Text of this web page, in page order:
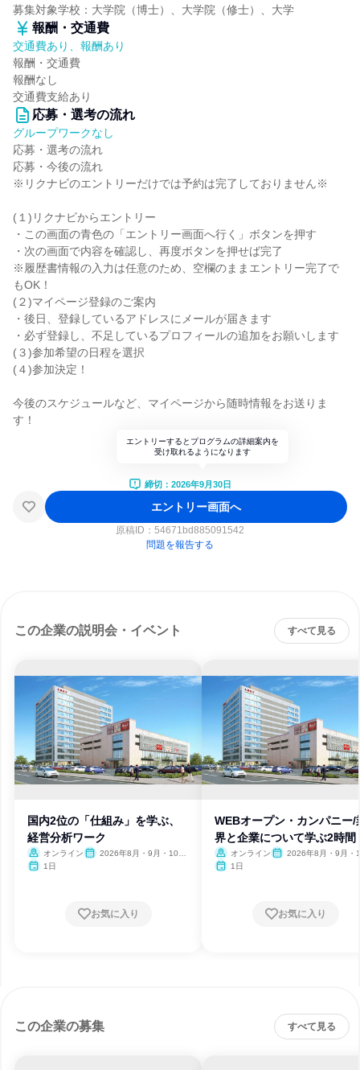
募集対象学校：大学院（博士）、大学院（修士）、大学
報酬・交通費
交通費あり、報酬あり
報酬・交通費
報酬なし
交通費支給あり
応募・選考の流れ
グループワークなし
応募・選考の流れ
応募・今後の流れ
※リクナビのエントリーだけでは予約は完了しておりません※
(１)リクナビからエントリー
・この画面の青色の「エントリー画面へ行く」ボタンを押す
・次の画面で内容を確認し、再度ボタンを押せば完了
※履歴書情報の入力は任意のため、空欄のままエントリー完了で
もOK！
(２)マイページ登録のご案内
・後日、登録しているアドレスにメールが届きます
・必ず登録し、不足しているプロフィールの追加をお願いします
(３)参加希望の日程を選択
(４)参加決定！
今後のスケジュールなど、マイページから随時情報をお送りま
す！
エントリーするとプログラムの詳細案内を
受け取れるようになります
締切：2026年9月30日
エントリー画面へ
原稿ID： 54671bd885091542
問題を報告する
この企業の説明会・イベント すべて見る
国内2位の「仕組み」を学ぶ、
経営分析ワーク
オンライン
2026年8月・9月・10
1日
お気に入り
WEBオープン・カンパニー/
界と企業について学ぶ2時間
オンライン
2026年8月・9月・
1日
お気に入り
この企業の募集 すべて見る